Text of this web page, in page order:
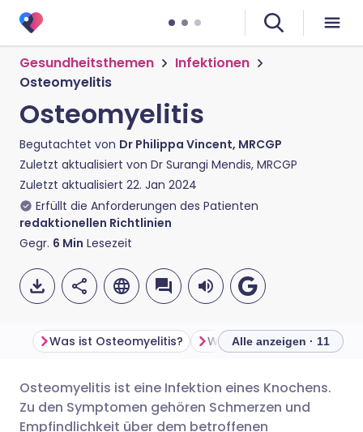
Gesundheitsthemen
Infektionen
Osteomyelitis
Osteomyelitis
Begutachtet von Dr Philippa Vincent, MRCGP
Zuletzt aktualisiert von Dr Surangi Mendis, MRCGP
Zuletzt aktualisiert 22. Jan 2024
Erfüllt die Anforderungen des Patienten
redaktionellen Richtlinien
Gegr. 6 Min Lesezeit
Per E-Mail teilen
🇬🇧 English 🇩🇪 Deutsch
Was ist Osteomyelitis? Alle anzeigen · 11
Osteomyelitis ist eine Infektion eines Knochens.
Zu den Symptomen gehören Schmerzen und
Empfindlichkeit über dem betroffenen